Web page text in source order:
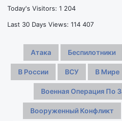
гимнастике
Today's Visitors: 1 204
Last 30 Days Views: 114 407
Атака Беспилотники
В России ВСУ В Мире
Военная Операция По
Вооруженный Конфликт